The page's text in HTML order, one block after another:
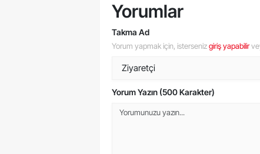
Yorumlar
Takma Ad
Yorum yapmak için, istersenizgiriş yapabilir
Yorum Yazın (500 Karakter)